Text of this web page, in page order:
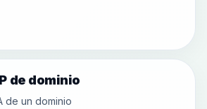
de dominio
de un dominio